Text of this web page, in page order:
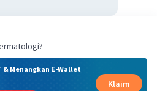
Menangkan E-Wallet
Klaim